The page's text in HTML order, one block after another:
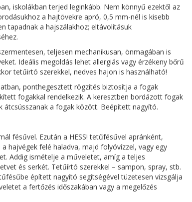
iskolákban terjed leginkább. Nem könnyű ezektől az
a hajtövekre apró, 0,5 mm-nél is kisebb
tapadnak a hajszálakhoz; eltávolításuk
teljesen mechanikusan, önmagában is
Ideális megoldás lehet allergiás vagy érzékeny bőrű
tetűirtó szerekkel, nedves hajon is használható!
ponthegesztett rögzítés biztosítja a fogak
fogakkal rendelkezik. A keresztben bordázott fogak
átcsússzanak a fogak között. Beépített nagyító.
fésűvel. Ezután a HESS! tetűfésűvel apránként,
hajvégek felé haladva, majd folyóvízzel, vagy egy
Addig ismételje a műveletet, amíg a teljes
és serkét. Tetűírtó szerekkel – sampon, spray, stb.
épített nagyító segítségével tüzetesen vizsgálja
a fertőzés időszakában vagy a megelőzés